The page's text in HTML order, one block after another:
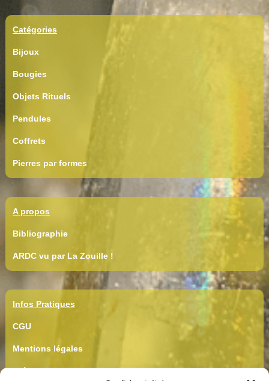
Catégories
Bijoux
Bougies
Objets Rituels
Pendules
Coffrets
Pierres par formes
A propos
Bibliographie
ARDC vu par La Zouille !
Infos Pratiques
CGU
Mentions légales
Crédits